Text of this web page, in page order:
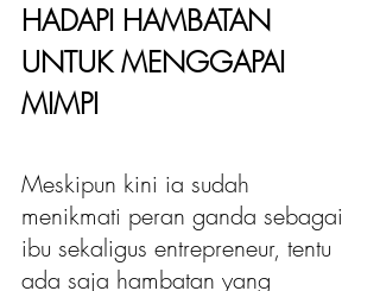
HADAPI HAMBATAN
UNTUK MENGGAPAI
MIMPI
Meskipun kini ia sudah
menikmati peran ganda sebagai
ibu sekaligus entrepreneur, tentu
ada saja hambatan yang